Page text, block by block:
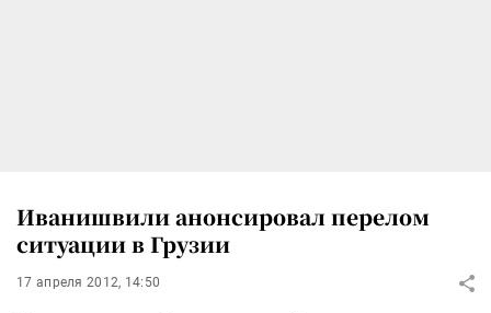
Иванишвили анонсировал перелом
ситуации в Грузии
17 апреля 2012, 14:50